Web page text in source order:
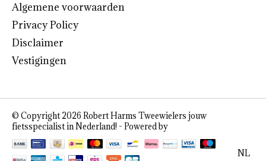
Algemene voorwaarden
Privacy Policy
Disclaimer
Vestigingen
© Copyright 2026 Robert Harms Tweewielers jouw
fietsspecialist in Nederland! - Powered by
NL